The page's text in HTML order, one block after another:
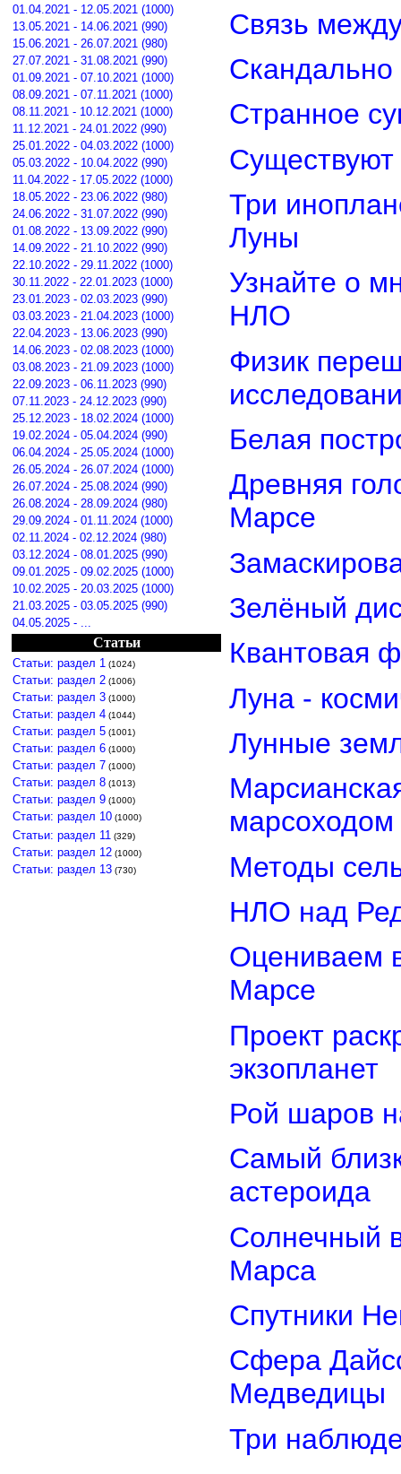
01.04.2021 - 12.05.2021 (1000)
13.05.2021 - 14.06.2021 (990)
15.06.2021 - 26.07.2021 (980)
27.07.2021 - 31.08.2021 (990)
01.09.2021 - 07.10.2021 (1000)
08.09.2021 - 07.11.2021 (1000)
08.11.2021 - 10.12.2021 (1000)
11.12.2021 - 24.01.2022 (990)
25.01.2022 - 04.03.2022 (1000)
05.03.2022 - 10.04.2022 (990)
11.04.2022 - 17.05.2022 (1000)
18.05.2022 - 23.06.2022 (980)
24.06.2022 - 31.07.2022 (990)
01.08.2022 - 13.09.2022 (990)
14.09.2022 - 21.10.2022 (990)
22.10.2022 - 29.11.2022 (1000)
30.11.2022 - 22.01.2023 (1000)
23.01.2023 - 02.03.2023 (990)
03.03.2023 - 21.04.2023 (1000)
22.04.2023 - 13.06.2023 (990)
14.06.2023 - 02.08.2023 (1000)
03.08.2023 - 21.09.2023 (1000)
22.09.2023 - 06.11.2023 (990)
07.11.2023 - 24.12.2023 (990)
25.12.2023 - 18.02.2024 (1000)
19.02.2024 - 05.04.2024 (990)
06.04.2024 - 25.05.2024 (1000)
26.05.2024 - 26.07.2024 (1000)
26.07.2024 - 25.08.2024 (990)
26.08.2024 - 28.09.2024 (980)
29.09.2024 - 01.11.2024 (1000)
02.11.2024 - 02.12.2024 (980)
03.12.2024 - 08.01.2025 (990)
09.01.2025 - 09.02.2025 (1000)
10.02.2025 - 20.03.2025 (1000)
21.03.2025 - 03.05.2025 (990)
04.05.2025 - ...
Статьи
Статьи: раздел 1 (1024)
Статьи: раздел 2 (1006)
Статьи: раздел 3 (1000)
Статьи: раздел 4 (1044)
Статьи: раздел 5 (1001)
Статьи: раздел 6 (1000)
Статьи: раздел 7 (1000)
Статьи: раздел 8 (1013)
Статьи: раздел 9 (1000)
Статьи: раздел 10 (1000)
Статьи: раздел 11 (329)
Статьи: раздел 12 (1000)
Статьи: раздел 13 (730)
Связь
Странное
Три
Луны
Узнайте о
НЛО
Физик
Белая
Древняя
Марсе
Зелёный
Квантовая
Луна -
Лунные
марсоходом
Методы
НЛО над
Оцениваем
Марсе
Проект
экзопланет
Рой шаров
Самый
астероида
Солнечный
Марса
Спутники
Сфера
Медведицы
Три